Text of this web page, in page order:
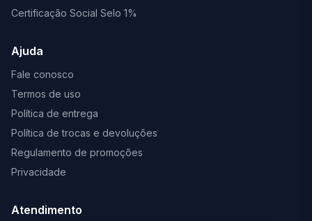
Certificação Social Selo 1%
Ajuda
Fale conosco
Termos de uso
Política de entrega
Política de trocas e devoluções
Regulamento de promoções
Privacidade
Atendimento